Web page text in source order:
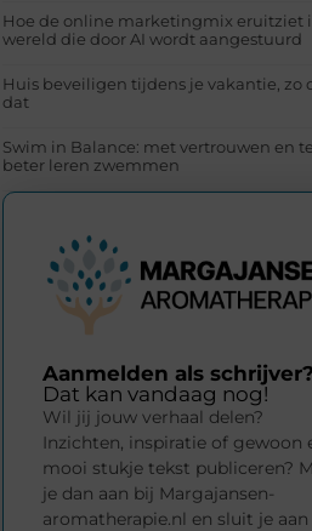
Hoe de online marketingmix eruitziet
wereld die door AI wordt aangestuurd
Huis beveiligen tijdens je vakantie, zo
dat
Swim in Balance: met vertrouwen en
beter leren zwemmen
Aanmelden als schrijver?
Dat kan vandaag nog!
Wil jij jouw verhaal delen?
Inzichten, inspiratie of gewoon
mooi stukje tekst publiceren?
je dan aan bij Margajansen-
aromatherapie.nl en sluit je